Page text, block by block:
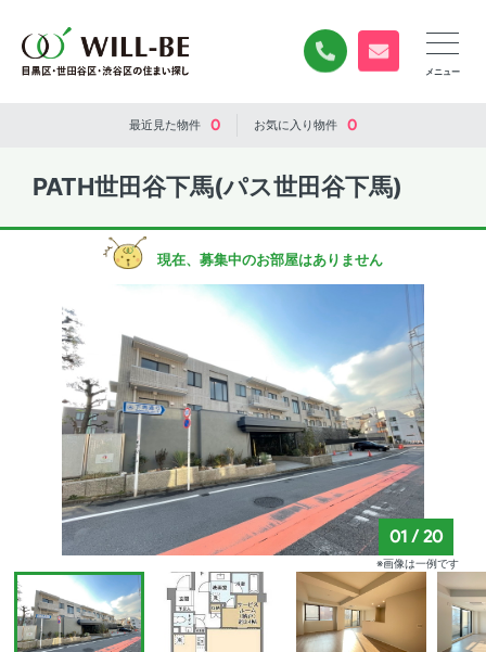
0120-840-834
無料お問い合
最近見た物件 0 お気に入り物件 0
PATH世田谷下馬(パス世田谷下馬)
現在、募集中のお部屋はありません
01 /20
※画像は一例です